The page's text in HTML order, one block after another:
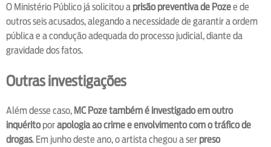
O Ministério Público já solicitou a prisão preventiva de Pozee de
outros seis acusados, alegando a necessidade de garantir a ordem
pública e a condução adequada do processo judicial, diante da
gravidade dos fatos.
Outras investigações
Além desse caso, MC Poze também é investigado em outro
inquéritoporapologia ao crime e envolvimento com o tráfico de
drogas. Em junho deste ano, o artista chegou a ser preso